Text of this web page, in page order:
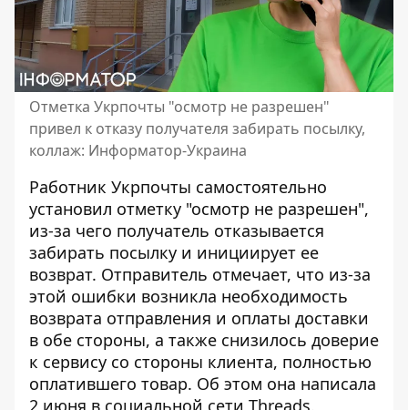
Отметка Укрпочты "осмотр не разрешен"
привел к отказу получателя забирать посылку,
коллаж: Информатор-Украина
Работник Укрпочты самостоятельно
установил отметку "осмотр не разрешен",
из-за чего получатель отказывается
забирать посылку и инициирует ее
возврат. Отправитель отмечает, что из-за
этой ошибки возникла необходимость
возврата отправления и оплаты доставки
в обе стороны, а также снизилось доверие
к сервису со стороны клиента, полностью
оплатившего товар. Об этом она написала
2 июня в социальной сети Threads.